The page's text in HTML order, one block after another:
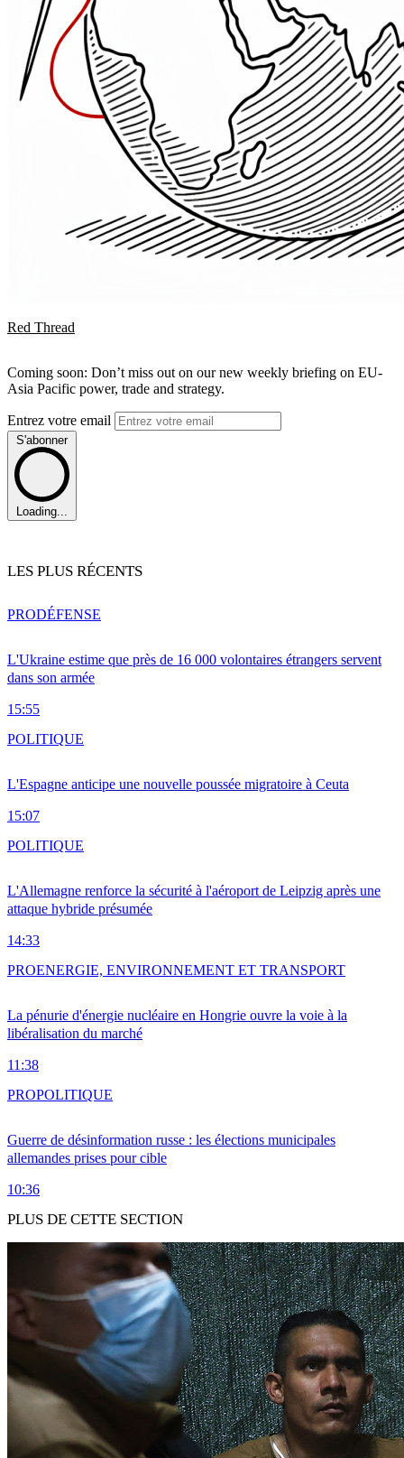
Red Thread
Coming soon: Don’t miss out on our new weekly briefing on EU-
Asia Pacific power, trade and strategy.
Entrez votre email
S'abonner
Loading...
LES PLUS RÉCENTS
L'Ukraine estime que près de 16 000 volontaires étrangers servent
dans son armée
15:55
PRODÉFENSE
L'Espagne anticipe une nouvelle poussée migratoire à Ceuta
15:07
POLITIQUE
L'Allemagne renforce la sécurité à l'aéroport de Leipzig après une
attaque hybride présumée
14:33
POLITIQUE
La pénurie d'énergie nucléaire en Hongrie ouvre la voie à la
libéralisation du marché
11:38
PROENERGIE, ENVIRONNEMENT ET TRANSPORT
Guerre de désinformation russe : les élections municipales
allemandes prises pour cible
10:36
PROPOLITIQUE
PLUS DE CETTE SECTION